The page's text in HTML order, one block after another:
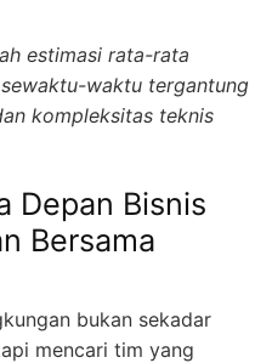
estimasi rata-rata
waktu tergantung
kompleksitas teknis
Depan Bisnis
Bersama
bukan sekadar
mencari tim yang